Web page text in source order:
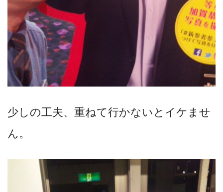
少しの工夫、重ねて行かないとイケませ
ん。